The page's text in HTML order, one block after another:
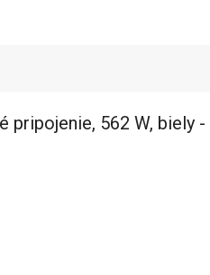
pripojenie, 562 W, biely